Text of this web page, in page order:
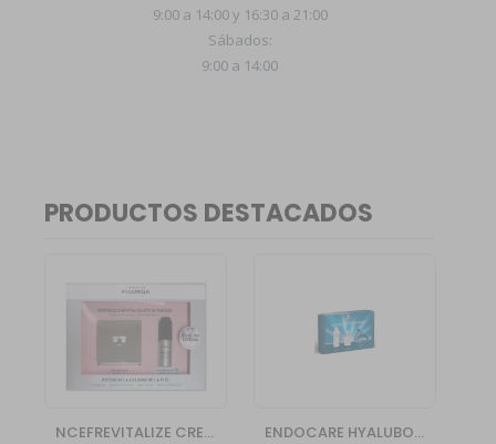
9:00 a 14:00 y 16:30 a 21:00
Sábados:
9:00 a 14:00